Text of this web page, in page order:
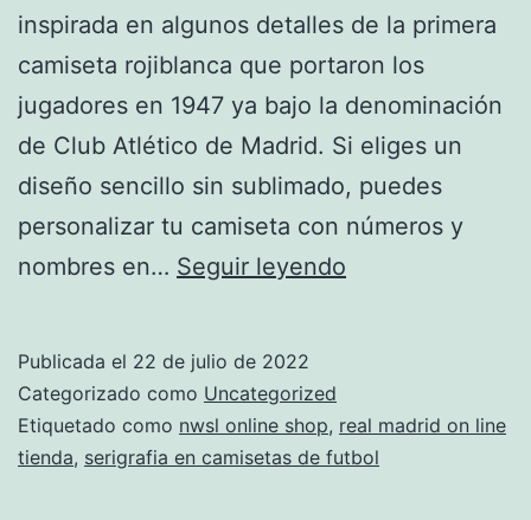
inspirada en algunos detalles de la primera
camiseta rojiblanca que portaron los
jugadores en 1947 ya bajo la denominación
de Club Atlético de Madrid. Si eliges un
diseño sencillo sin sublimado, puedes
personalizar tu camiseta con números y
nombres en… Seguir leyendo
Diseño
Publicada el 22 de julio de 2022
Categorizado como Uncategorized
Etiquetado como nwsl online shop, real madrid on line
tienda, serigrafia en camisetas de futbol